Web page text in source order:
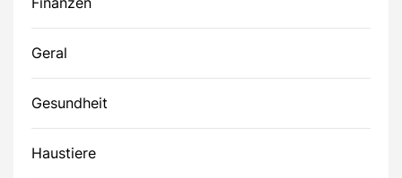
Geral
Gesundheit
Haustiere